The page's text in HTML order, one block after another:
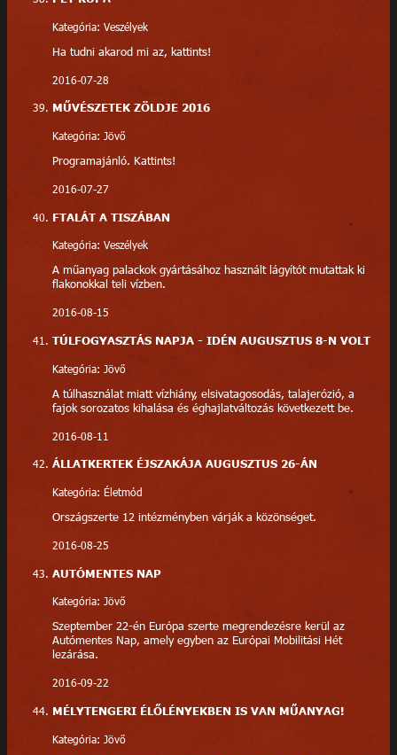
Kategória: Veszélyek
Ha tudni akarod mi az, kattints!
2016-07-28
MŰVÉSZETEK ZÖLDJE 2016
Kategória: Jövő
Programajánló. Kattints!
2016-07-27
FTALÁT A TISZÁBAN
Kategória: Veszélyek
A műanyag palackok gyártásához használt lágyítót mutattak ki
flakonokkal teli vízben.
2016-08-15
TÚLFOGYASZTÁS NAPJA - IDÉN AUGUSZTUS 8-N VOLT
Kategória: Jövő
A túlhasználat miatt vízhiány, elsivatagosodás, talajerózió, a
fajok sorozatos kihalása és éghajlatváltozás következett be.
2016-08-11
ÁLLATKERTEK ÉJSZAKÁJA AUGUSZTUS 26-ÁN
Kategória: Életmód
Országszerte 12 intézményben várják a közönséget.
2016-08-25
AUTÓMENTES NAP
Kategória: Jövő
Szeptember 22-én Európa szerte megrendezésre kerül az
Autómentes Nap, amely egyben az Európai Mobilitási Hét
lezárása.
2016-09-22
MÉLYTENGERI ÉLŐLÉNYEKBEN IS VAN MŰANYAG!
Kategória: Jövő